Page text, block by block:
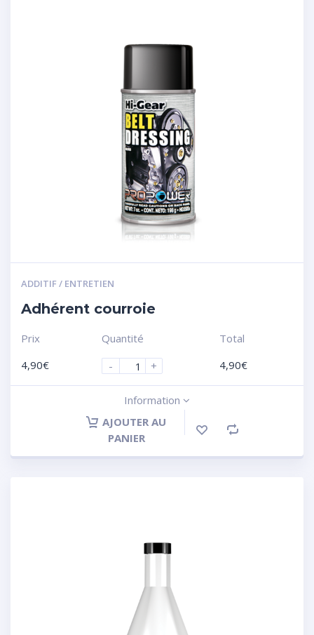
ADDITIF / ENTRETIEN
Adhérent courroie
Prix
4,90€
Quantité
-
+
Total
4,90€
Information
AJOUTER AU
PANIER